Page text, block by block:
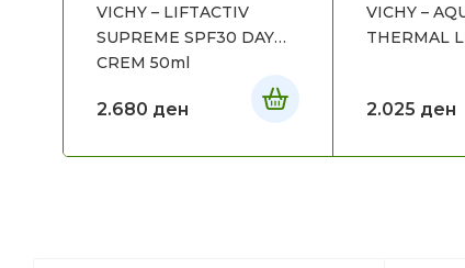
VICHY – LIFTACTIV
SUPREME SPF30 DAY
CREM 50ml
2.680 ден
VICHY –
THERMAL
2.025 ден